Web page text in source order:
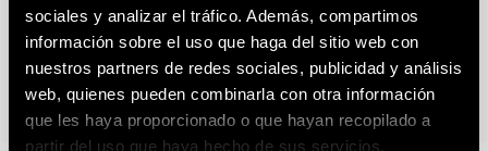
sociales y analizar el tráfico. Además, compartimos
información sobre el uso que haga del sitio web con
nuestros partners de redes sociales, publicidad y análisis
web, quienes pueden combinarla con otra información
que les haya proporcionado o que hayan recopilado a
partir del uso que haya hecho de sus servicios.